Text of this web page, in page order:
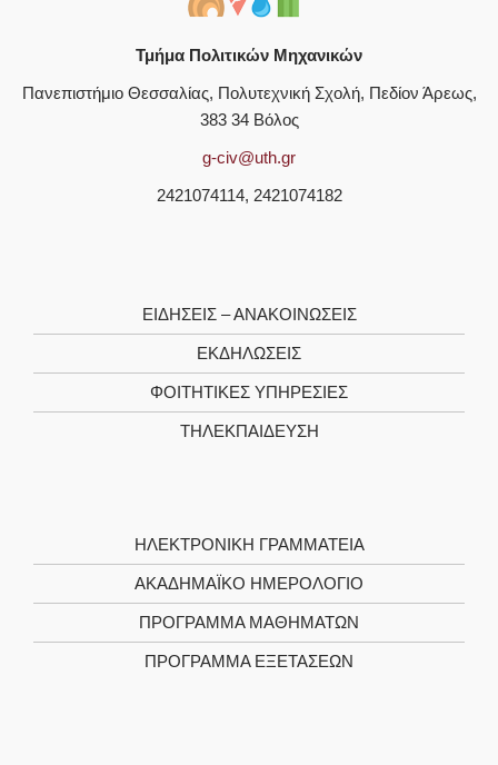
Τμήμα Πολιτικών Μηχανικών
Πανεπιστήμιο Θεσσαλίας, Πολυτεχνική Σχολή, Πεδίον Άρεως,
383 34 Βόλος
g-civ@uth.gr
2421074114, 2421074182
ΕΙΔΗΣΕΙΣ – ΑΝΑΚΟΙΝΩΣΕΙΣ
ΕΚΔΗΛΩΣΕΙΣ
ΦΟΙΤΗΤΙΚΈΣ ΥΠΗΡΕΣΊΕΣ
ΤΗΛΕΚΠΑΊΔΕΥΣΗ
ΗΛΕΚΤΡΟΝΙΚΉ ΓΡΑΜΜΑΤΕΊΑ
ΑΚΑΔΗΜΑΪΚΌ ΗΜΕΡΟΛΌΓΙΟ
ΠΡΌΓΡΑΜΜΑ ΜΑΘΗΜΆΤΩΝ
ΠΡΌΓΡΑΜΜΑ ΕΞΕΤΆΣΕΩΝ